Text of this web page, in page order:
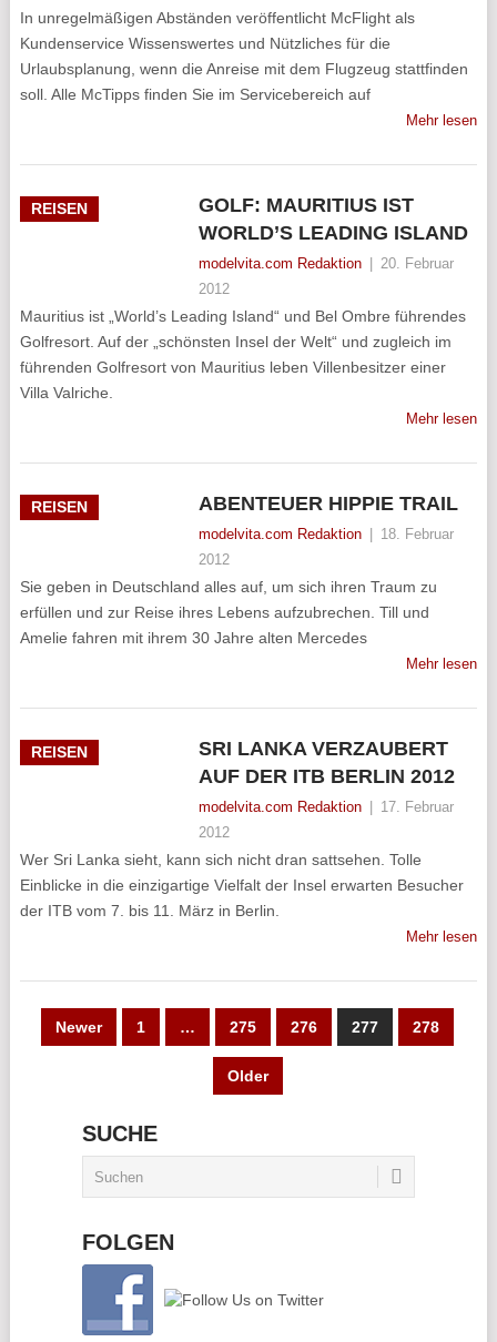
In unregelmäßigen Abständen veröffentlicht McFlight als
Kundenservice Wissenswertes und Nützliches für die
Urlaubsplanung, wenn die Anreise mit dem Flugzeug stattfinden
soll. Alle McTipps finden Sie im Servicebereich auf
Mehr lesen
REISEN
GOLF: MAURITIUS IST
WORLD’S LEADING ISLAND
modelvita.com Redaktion
20. Februar
2012
Mauritius ist „World’s Leading Island“ und Bel Ombre führendes
Golfresort. Auf der „schönsten Insel der Welt“ und zugleich im
führenden Golfresort von Mauritius leben Villenbesitzer einer
Villa Valriche.
Mehr lesen
REISEN ABENTEUER HIPPIE TRAIL
modelvita.com Redaktion
18. Februar
2012
Sie geben in Deutschland alles auf, um sich ihren Traum zu
erfüllen und zur Reise ihres Lebens aufzubrechen. Till und
Amelie fahren mit ihrem 30 Jahre alten Mercedes
Mehr lesen
REISEN
SRI LANKA VERZAUBERT
AUF DER ITB BERLIN 2012
modelvita.com Redaktion
17. Februar
2012
Wer Sri Lanka sieht, kann sich nicht dran sattsehen. Tolle
Einblicke in die einzigartige Vielfalt der Insel erwarten Besucher
der ITB vom 7. bis 11. März in Berlin.
Mehr lesen
SEITENNUMMERIERUNG
Newer 1 … 275 276 277 278
Older
SUCHE
FOLGEN